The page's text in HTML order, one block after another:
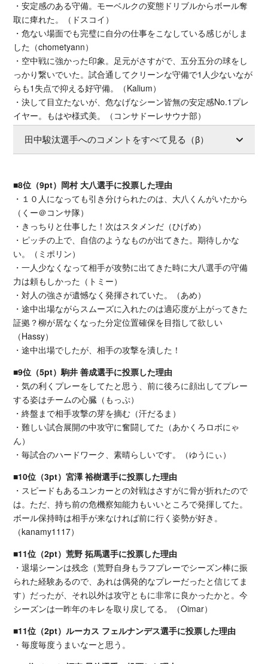
・安定感のある守備。モーベルクの変態ドリブルからボール奪
取に痺れた。（ドスコイ）
・危ない場面でも完璧に自分の仕事をこなしている感じがしま
した（chometyann）
・空中戦に強かった印象。足元がさすがで、五分五分の球をし
っかり繋いでいた。試合通してクリーンな守備で1人少ないなが
らも1失点で抑える好守備。（Kalium）
・決して目立たないが、危なげなシーン皆無の安定感No.1プレ
イヤー。もはや様式美。（コンサドーレサウナ部）
田中駿汰選手へのコメントをすべて見る（β）
■8位（9pt）岡村 大八選手に投票した理由
・１０人になっても引き分けられたのは、大八くんがいたから
（くー＠コンサ隊）
・きっちりと仕事した！次はスタメンだ（ひげめ）
・ピッチの上で、自信のようなものが出てきた。期待しかな
い。（ミポリン）
・一人少なくなって相手が攻勢に出てきた時に大八選手の守備
力は頼もしかった（トミー）
・対人の強さが遺憾なく発揮されていた。（あめ）
・途中出場ながらスムーズに入れたのは適応度が上がってきた
証拠？柳が居なくなった分定位置確保を目指して欲しい
（Hassy）
・途中出場でしたが、相手の攻撃を潰した！
■9位（5pt）駒井 善成選手に投票した理由
・気の利くプレーをしてたと思う、前に後ろに顔出してプレー
する姿はチームの心臓（もっぷ）
・終盤まで相手攻撃の芽を摘む（汗だるま）
・難しい試合展開の中攻守に奮闘してた（あかくろロボにゃ
ん）
・毎試合のハードワーク、素晴らしいです。（ゆうにぃ）
■10位（3pt）宮澤 裕樹選手に投票した理由
・スピードもあるユンカーとの対戦はさすがに骨が折れたので
は。ただ、持ち前の危機察知能力もいいところで発揮してた。
ボール保持時は相手が来なければ前に行く姿勢が好き。
（kanamy1117）
■11位（2pt）荒野 拓馬選手に投票した理由
・退場シーンは残念（荒野自身もラフプレーでシーズン棒に振
られた経験あるので、あれは偶発的なプレーだったと信じてま
す）だったが、それ以外は攻守ともに非常に良かったかと。今
シーズンは一昨年のキレを取り戻してる。（Oimar）
■11位（2pt）ルーカス フェルナンデス選手に投票した理由
・毎度毎度うまいなーと思う。